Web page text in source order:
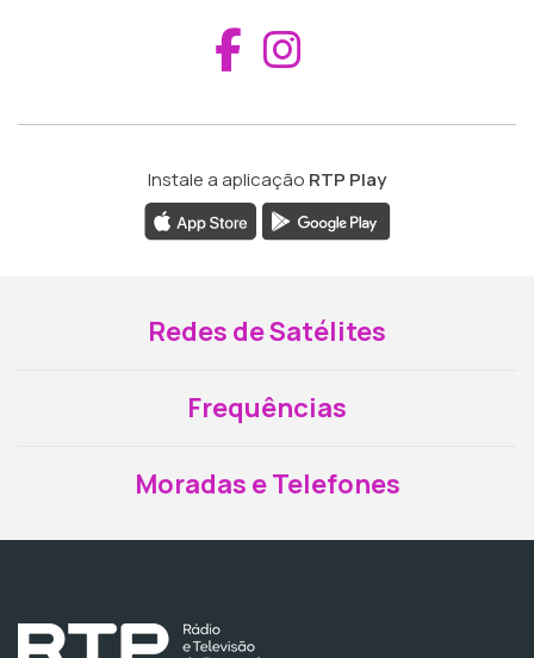
Aceder ao
Instale a aplicação RTP Play
Redes de Satélites
Frequências
Moradas e Telefones